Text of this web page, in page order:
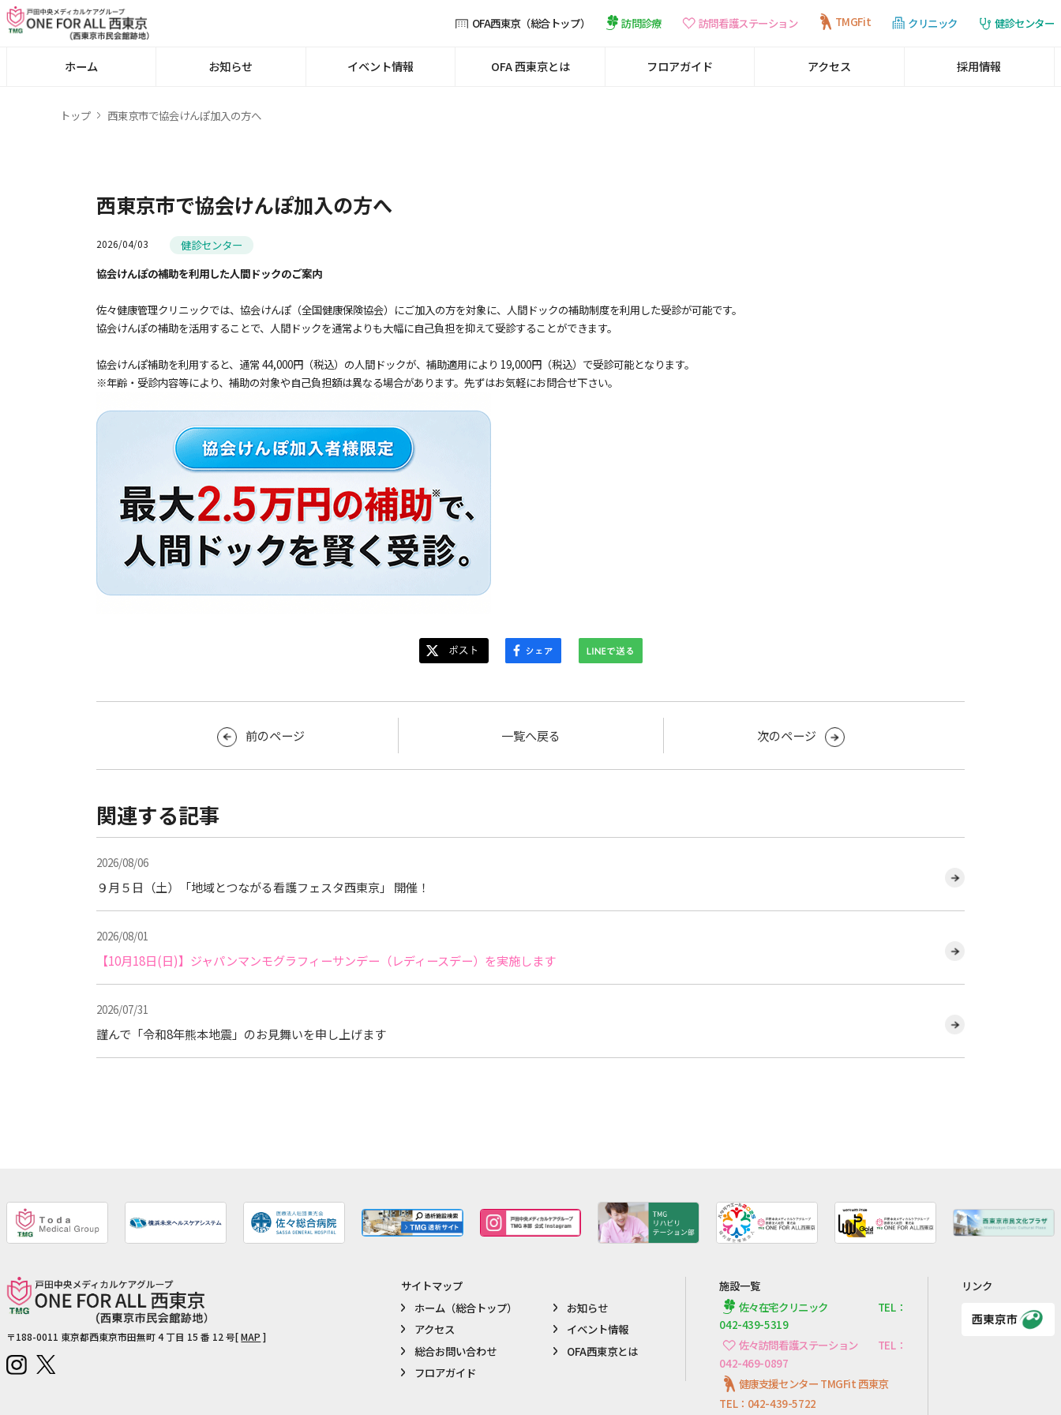
OFA西東京（総合トップ） 訪問診療 訪問看護ステーション TMGFit クリニック 健診センター
ホーム お知らせ イベント情報 OFA 西東京とは フロアガイド アクセス 採用情報
トップ 西東京市で協会けんぽ加入の方へ
西東京市で協会けんぽ加入の方へ
2026/04/03
健診センター
協会けんぽの補助を利用した人間ドックのご案内
佐々健康管理クリニックでは、協会けんぽ（全国健康保険協会）にご加入の方を対象に、人間ドックの補助制度を利用した受診が可能です。
協会けんぽの補助を活用することで、人間ドックを通常よりも大幅に自己負担を抑えて受診することができます。
協会けんぽ補助を利用すると、通常 44,000円（税込）の人間ドックが、補助適用により 19,000円（税込）で受診可能となります。
※年齢・受診内容等により、補助の対象や自己負担額は異なる場合があります。先ずはお気軽にお問合せ下さい。
前のページ 一覧へ戻る 次のページ
関連する記事
2026/08/06
９月５日（土）「地域とつながる看護フェスタ西東京」 開催！
2026/08/01
【10月18日(日)】ジャパンマンモグラフィーサンデー（レディースデー）を実施します
2026/07/31
謹んで「令和8年熊本地震」のお見舞いを申し上げます
〒188-0011 東京都西東京市田無町 4 丁目 15 番 12 号[MAP ]
サイトマップ
ホーム（総合トップ）
お知らせ
アクセス
イベント情報
総合お問い合わせ
OFA西東京とは
フロアガイド
施設一覧
佐々在宅クリニック TEL：
042-439-5319
佐々訪問看護ステーション TEL：
042-469-0897
健康支援センター TMGFit 西東京
TEL：042-439-5722
リンク